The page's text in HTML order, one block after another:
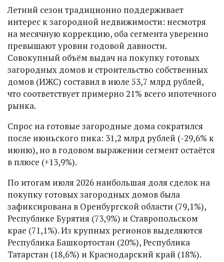
Летний сезон традиционно поддерживает
интерес к загородной недвижимости: несмотря
на месячную коррекцию, оба сегмента уверенно
превышают уровни годовой давности.
Совокупный объём выдач на покупку готовых
загородных домов и строительство собственных
домов (ИЖС) составил в июле 53,7 млрд рублей,
что соответствует примерно 21% всего ипотечного
рынка.
Спрос на готовые загородные дома сократился
после июньского пика: 31,2 млрд рублей (-29,6% к
июню), но в годовом выражении сегмент остаётся
в плюсе (+13,9%).
По итогам июля 2026 наибольшая доля сделок на
покупку готовых загородных домов была
зафиксирована в Оренбургской области (79,1%),
Республике Бурятия (73,9%) и Ставропольском
крае (71,1%). Из крупных регионов выделяются
Республика Башкортостан (20%), Республика
Татарстан (18,6%) и Краснодарский край (18%).